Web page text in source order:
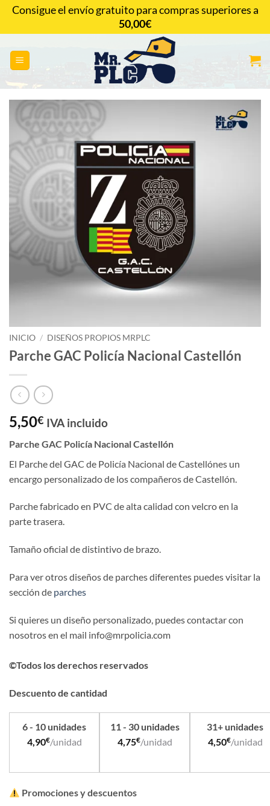
Saltar
contenido
CONTACTAR
INICIO / DISEÑOS PROPIOS MRPLC
Parche GAC Policía Nacional Castellón
5,50€ IVA incluido
Parche GAC Policía Nacional Castellón
El Parche del GAC de Policía Nacional de Castellónes un
encargo personalizado de los compañeros de Castellón.
Parche fabricado en PVC de alta calidad con velcro en la
parte trasera.
Tamaño oficial de distintivo de brazo.
Para ver otros diseños de parches diferentes puedes visitar la
sección de parches
Si quieres un diseño personalizado, puedes contactar con
nosotros en el mail info@mrpolicia.com
©Todos los derechos reservados
Descuento de cantidad
6 - 10 unidades
4,90€/unidad
11 - 30 unidades
4,75€/unidad
31+ unidades
4,50€/unidad
Promociones y descuentos
Consigue el envío gratuito para compras superiores a
50,00€